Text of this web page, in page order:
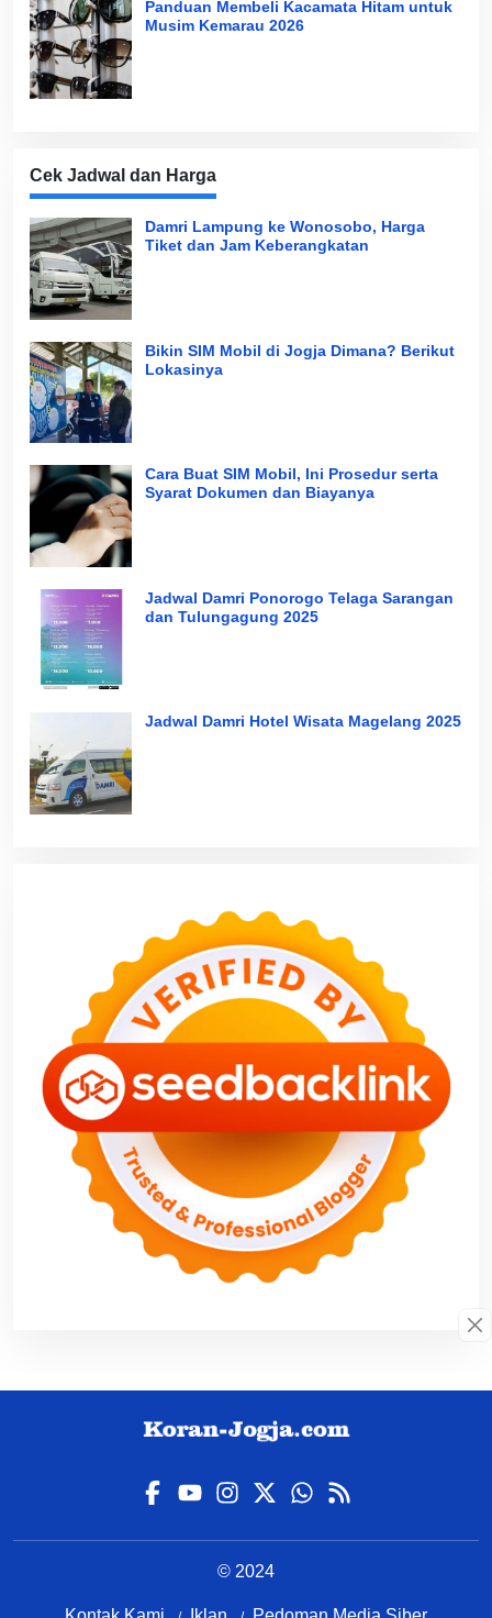
Panduan Membeli Kacamata Hitam untuk
Musim Kemarau 2026
Cek Jadwal dan Harga
Damri Lampung ke Wonosobo, Harga
Tiket dan Jam Keberangkatan
Bikin SIM Mobil di Jogja Dimana? Berikut
Lokasinya
Cara Buat SIM Mobil, Ini Prosedur serta
Syarat Dokumen dan Biayanya
Jadwal Damri Ponorogo Telaga Sarangan
dan Tulungagung 2025
Jadwal Damri Hotel Wisata Magelang 2025
© 2024